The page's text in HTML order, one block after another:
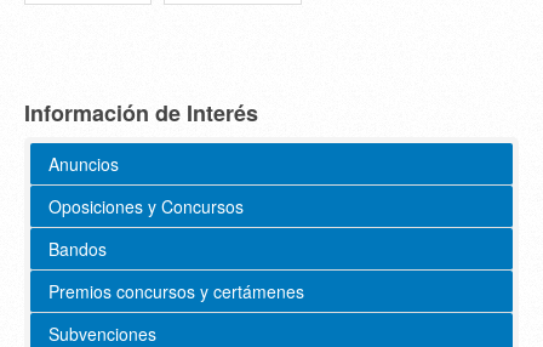
Información de Interés
Anuncios
Oposiciones y Concursos
Bandos
Premios concursos y certámenes
Subvenciones